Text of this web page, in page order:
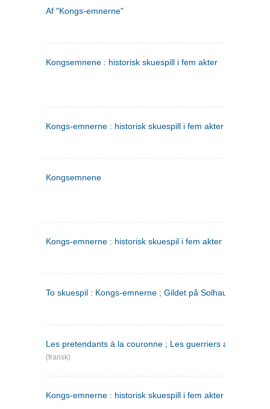
Af "Kongs-emnerne"
Kongsemnene : historisk skuespill i fem akter
Kongs-emnerne : historisk skuespill i fem akter
Kongsemnene
Kongs-emnerne : historisk skuespil i fem akter
To skuespil : Kongs-emnerne ; Gildet på Solhaug
Les pretendants à la couronne ; Les guerriers a Helgeland
(fransk)
Kongs-emnerne : historisk skuespill i fem akter